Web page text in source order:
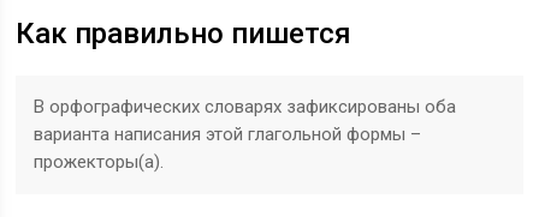
Как правильно пишется
В орфографических словарях зафиксированы оба
варианта написания этой глагольной формы –
прожекторы(а).